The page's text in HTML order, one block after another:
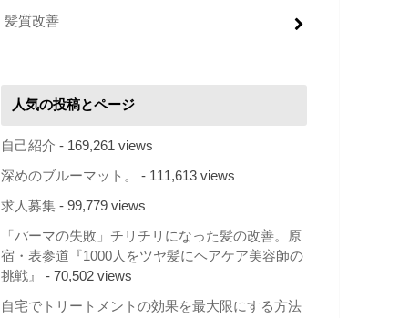
髪質改善
人気の投稿とページ
自己紹介 - 169,261 views
深めのブルーマット。 - 111,613 views
求人募集 - 99,779 views
「パーマの失敗」チリチリになった髪の改善。原
宿・表参道『1000人をツヤ髪にヘアケア美容師の
挑戦』
- 70,502 views
自宅でトリートメントの効果を最大限にする方法